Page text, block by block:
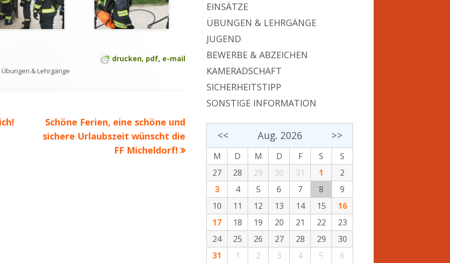
drucken, pdf, e-mail
Kategorien
Übungen & Lehrgänge
Nächster
Beitrag
Schöne Ferien, eine schöne und
sichere Urlaubszeit wünscht die
FF Micheldorf!
EINSÄTZE
ÜBUNGEN & LEHRGÄNGE
JUGEND
BEWERBE & ABZEICHEN
KAMERADSCHAFT
SICHERHEITSTIPP
SONSTIGE INFORMATION
<< Aug. 2026 >>
M D M D F S
S
27
28 29 30 31 1
2
3
4 5 6 7 8
9
10
11 12 13 14 15
16
17
18 19 20 21 22
23
24
25 26 27 28 29
30
31
1 2 3 4 5 6